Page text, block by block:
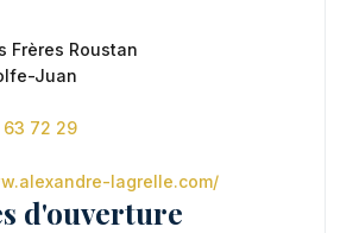
Frères Roustan
Juan
72 29
lagrelle.com/
d'ouverture